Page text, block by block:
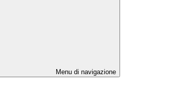
Menu di navigazione